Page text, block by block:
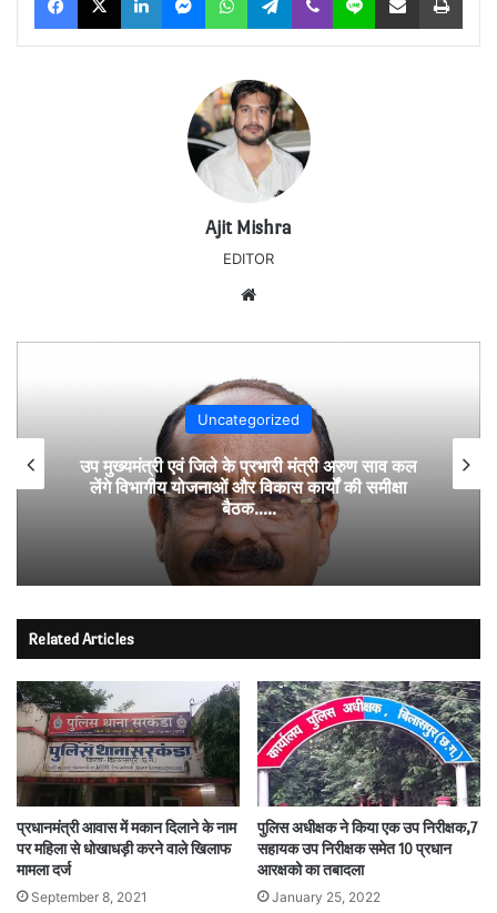
Ajit Mishra
EDITOR
Uncategorized
उप मुख्यमंत्री एवं जिले के प्रभारी मंत्री अरुण साव कल
लेंगे विभागीय योजनाओं और विकास कार्यों की समीक्षा
बैठक…..
Related Articles
प्रधानमंत्री आवास में मकान दिलाने के नाम
पर महिला से धोखाधड़ी करने वाले खिलाफ
मामला दर्ज
September 8, 2021
पुलिस अधीक्षक ने किया एक उप निरीक्षक,7
सहायक उप निरीक्षक समेत 10 प्रधान
आरक्षको का तबादला
January 25, 2022